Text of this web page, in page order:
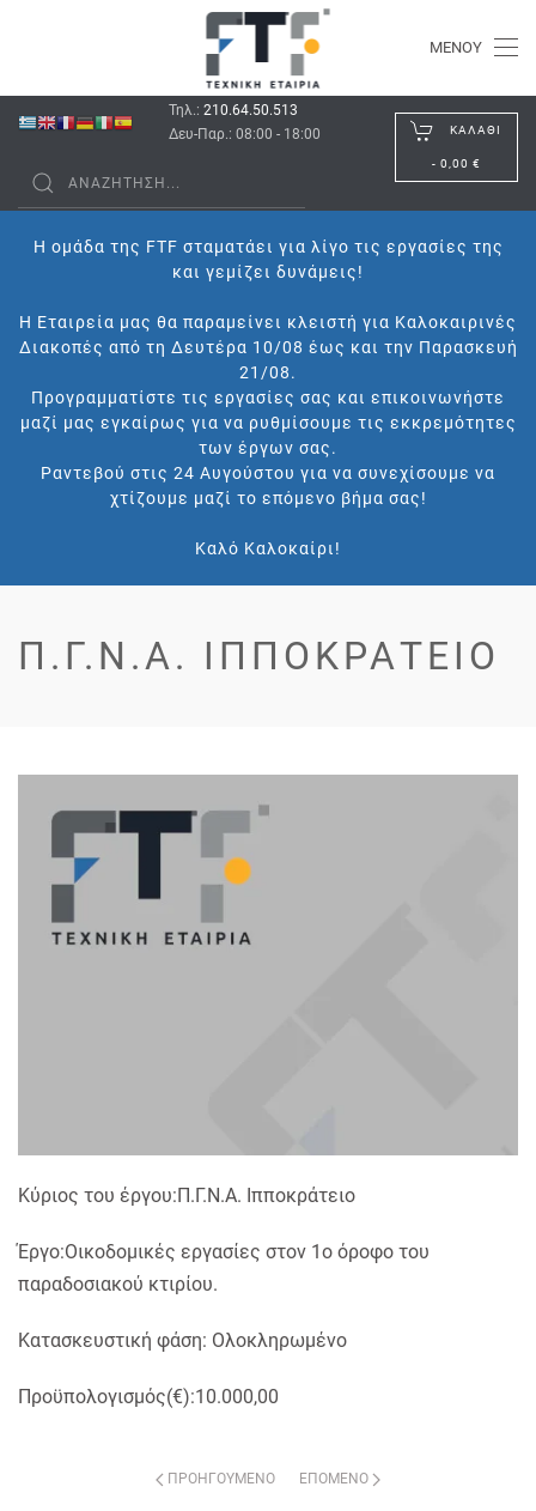
ΜΕΝΟΎ
Τηλ.: 210.64.50.513
Δευ-Παρ.: 08:00 - 18:00
ΚΑΛΆΘΙ
- 0,00 €
Η ομάδα της FTF σταματάει για λίγο τις εργασίες της
και γεμίζει δυνάμεις!
Η Εταιρεία μας θα παραμείνει κλειστή για Καλοκαιρινές
Διακοπές από τη Δευτέρα 10/08 έως και την Παρασκευή
21/08.
Προγραμματίστε τις εργασίες σας και επικοινωνήστε
μαζί μας εγκαίρως για να ρυθμίσουμε τις εκκρεμότητες
των έργων σας.
Ραντεβού στις 24 Αυγούστου για να συνεχίσουμε να
χτίζουμε μαζί το επόμενο βήμα σας!
Καλό Καλοκαίρι!
Π.Γ.Ν.Α. ΙΠΠΟΚΡΆΤΕΙΟ
Κύριος του έργου:Π.Γ.Ν.Α. Ιπποκράτειο
Έργο:Οικοδομικές εργασίες στον 1ο όροφο του
παραδοσιακού κτιρίου.
Κατασκευστική φάση: Ολοκληρωμένο
Προϋπολογισμός(€):10.000,00
ΠΡΟΗΓΟΎΜΕΝΟ ΕΠΌΜΕΝΟ